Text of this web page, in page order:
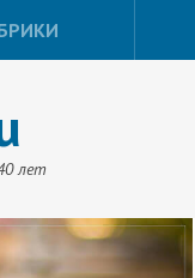
лет